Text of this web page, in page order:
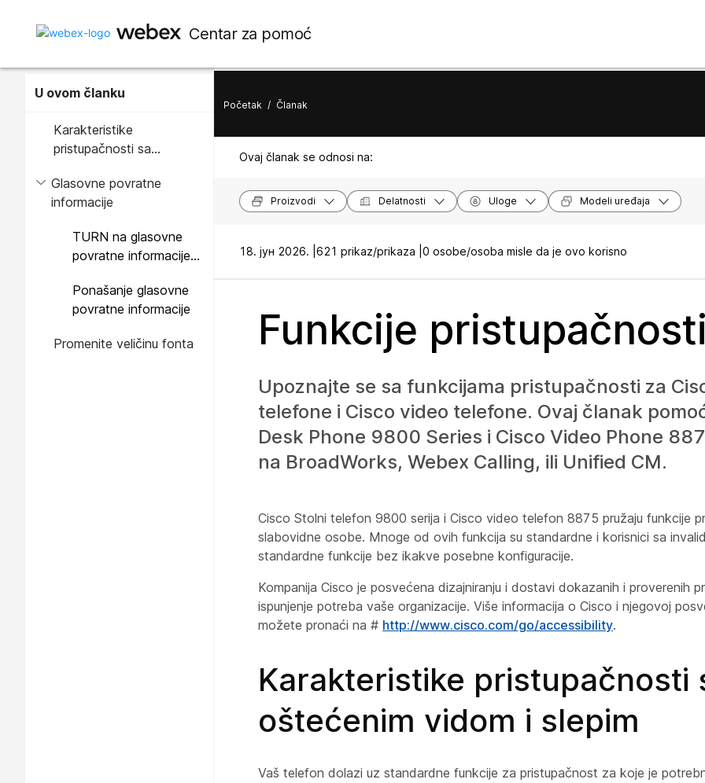
Centar za pomoć
U ovom članku
Karakteristike
pristupačnosti sa
Glasovne povratne
informacije
TURN na glasovne
povratne informacije
Ponašanje glasovne
povratne informacije
Promenite veličinu fonta
Početak / Članak
Ovaj članak se odnosi na:
Proizvodi Delatnosti Uloge Modeli uređaja
18. јун 2026. | 621 prikaz/prikaza | 0 osobe/osoba misle da je ovo korisno
Funkcije pristupačnosti
Upoznajte se sa funkcijama pristupačnosti za
telefone i Cisco video telefone. Ovaj članak
Desk Phone 9800 Series i Cisco Video Phone
na BroadWorks, Webex Calling, ili Unified CM.
Cisco Stolni telefon 9800 serija i Cisco video telefon 8875 pružaju funkcije
slabovidne osobe. Mnoge od ovih funkcija su standardne i korisnici sa
standardne funkcije bez ikakve posebne konfiguracije.
Kompanija Cisco je posvećena dizajniranju i dostavi dokazanih i proverenih
ispunjenje potreba vaše organizacije. Više informacija o Cisco i njegovoj
možete pronaći na # http://www.cisco.com/go/accessibility.
Karakteristike pristupačnosti
oštećenim vidom i slepim
Vaš telefon dolazi uz standardne funkcije za pristupačnost za koje je